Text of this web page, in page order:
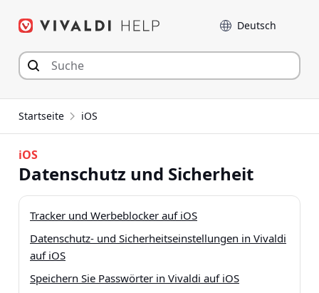
Inhalt
Sprache
Startseite iOS
iOS
Datenschutz und Sicherheit
Tracker und Werbeblocker auf iOS
Datenschutz- und Sicherheitseinstellungen in Vivaldi
auf iOS
Speichern Sie Passwörter in Vivaldi auf iOS